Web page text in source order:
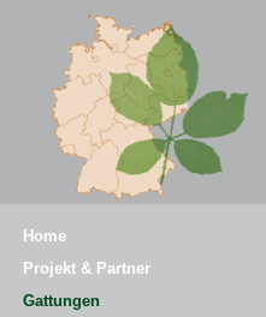
Home
Projekt & Partner
Gattungen